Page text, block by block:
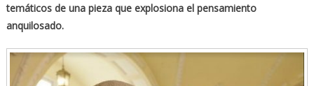
temáticos de una pieza que explosiona el pensamiento
anquilosado.